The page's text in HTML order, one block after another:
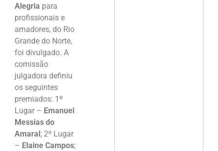
Alegria para
profissionais e
amadores, do Rio
Grande do Norte,
foi divulgado. A
comissão
julgadora definiu
os seguintes
premiados: 1º
Lugar – Emanuel
Messias do
Amaral ; 2º Lugar
– Elaine Campos;